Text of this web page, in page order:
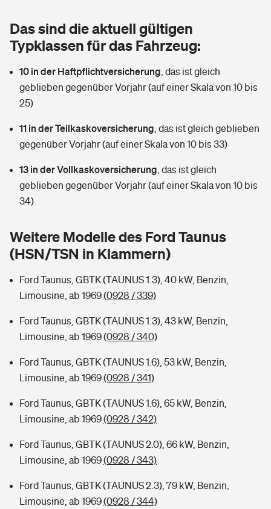
Tools
Wer versichert was: Jetzt Versicherer finden
Sie haben Fragen?
Glasversicherung
Mietkautionsversicherung
Restkreditversicherung
Tools
Hochwasser-Check: Wie gefährdet ist Ihr Haus?
Sie haben Fragen?
Kinderunfall­ver­si­che­rung
Kinderinvalidität
Hundehalter-Haftpflicht
Handyversicherung
Private Cyberversicherung
Zur Übersicht
Kinderunfall-Check: Mehr Sicherheit für deine Kids
Typklassen: So ist Ihr Auto eingestuft
Sie haben Fragen?
Dread-Disease-Versicherung
Tierkrankenversicherung
Zur Übersicht
Tools
Wer versichert was: Jetzt Versicherer finden
Rentenrechner: Wie viel Geld bekomme ich im Alter?
Das sind die aktuell gültigen
Typklassen für das Fahrzeug:
10 in der Haftpflichtversicherung das ist gleich
geblieben gegenüber Vorjahr (auf einer Skala von 10 bis
25)
11 in der Teilkaskoversicherung das ist gleich geblieben
gegenüber Vorjahr (auf einer Skala von 10 bis 33)
13 in der Vollkaskoversicherung das ist gleich
geblieben gegenüber Vorjahr (auf einer Skala von 10 bis
34)
Weitere Modelle des Ford Taunus
(HSN/TSN in Klammern)
Ford Taunus, GBTK (TAUNUS 1.3), 40 kW, Benzin,
Limousine, ab 1969(0928 / 339)
Ford Taunus, GBTK (TAUNUS 1.3), 43 kW, Benzin,
Limousine, ab 1969(0928 / 340)
Ford Taunus, GBTK (TAUNUS 1.6), 53 kW, Benzin,
Limousine, ab 1969(0928 / 341)
Ford Taunus, GBTK (TAUNUS 1.6), 65 kW, Benzin,
Limousine, ab 1969(0928 / 342)
Ford Taunus, GBTK (TAUNUS 2.0), 66 kW, Benzin,
Limousine, ab 1969(0928 / 343)
Ford Taunus, GBTK (TAUNUS 2.3), 79 kW, Benzin,
Limousine, ab 1969(0928 / 344)